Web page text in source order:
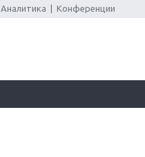
Аналитика Конференции